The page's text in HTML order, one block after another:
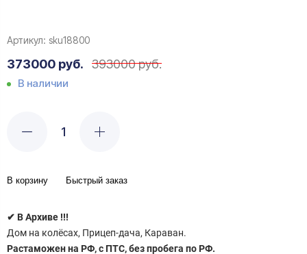
Артикул: sku18800
373000 руб. 393000 руб.
В наличии
В корзину Быстрый заказ
✔ В Архиве !!!
Дом на колёсах, Прицеп-дача, Караван.
Растаможен на РФ, с ПТС, без пробега по РФ.